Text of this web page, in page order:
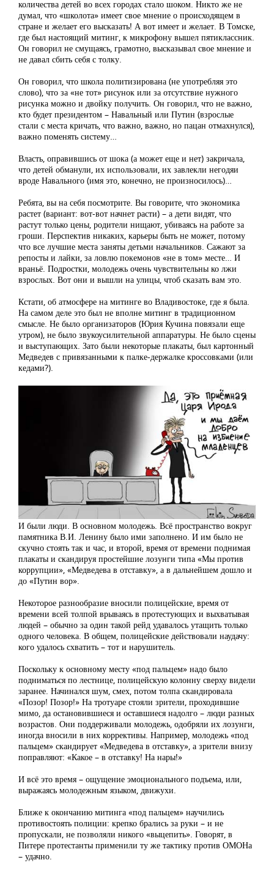
количества детей во всех городах стало шоком. Никто же не
думал, что «школота» имеет свое мнение о происходящем в
стране и желает его высказать! А вот имеет и желает. В Томске,
где был настоящий митинг, к микрофону вышел пятиклассник.
Он говорил не смущаясь, грамотно, высказывал свое мнение и
не давал сбить себя с толку.
Он говорил, что школа политизирована (не употребляя это
слово), что за «не тот» рисунок или за отсутствие нужного
рисунка можно и двойку получить. Он говорил, что не важно,
кто будет президентом – Навальный или Путин (взрослые
стали с места кричать, что важно, важно, но пацан отмахнулся),
важно поменять систему…
Власть, оправившись от шока (а может еще и нет) закричала,
что детей обманули, их использовали, их завлекли негодяи
вроде Навального (имя это, конечно, не произносилось)…
Ребята, вы на себя посмотрите. Вы говорите, что экономика
растет (вариант: вот-вот начнет расти) – а дети видят, что
растут только цены, родители нищают, убиваясь на работе за
гроши. Перспектив никаких, карьеры быть не может, потому
что все лучшие места заняты детьми начальников. Сажают за
репосты и лайки, за ловлю покемонов «не в том» месте… И
враньё. Подростки, молодежь очень чувствительны ко лжи
взрослых. Вот они и вышли на улицы, чтоб сказать вам это.
Кстати, об атмосфере на митинге во Владивостоке, где я была.
На самом деле это был не вполне митинг в традиционном
смысле. Не было организаторов (Юрия Кучина повязали еще
утром), не было звукоусилительной аппаратуры. Не было сцены
и выступающих. Зато были некоторые плакаты, был картонный
Медведев с привязанными к палке-держалке кроссовками (или
кедами?).
И были люди. В основном молодежь. Всё пространство вокруг
памятника В.И. Ленину было ими заполнено. И им было не
скучно стоять так и час, и второй, время от времени поднимая
плакаты и скандируя простейшие лозунги типа «Мы против
коррупции», «Медведева в отставку», а в дальнейшем дошло и
до «Путин вор».
Некоторое разнообразие вносили полицейские, время от
времени всей толпой врываясь в протестующих и выхватывая
людей – обычно за один такой рейд удавалось утащить только
одного человека. В общем, полицейские действовали наудачу:
кого удалось схватить – тот и нарушитель.
Поскольку к основному месту «под пальцем» надо было
подниматься по лестнице, полицейскую колонну сверху видели
заранее. Начинался шум, смех, потом толпа скандировала
«Позор! Позор!» На тротуаре стояли зрители, проходившие
мимо, да остановившиеся и оставшиеся надолго – люди разных
возрастов. Они поддерживали молодежь, одобряли их лозунги,
иногда вносили в них коррективы. Например, молодежь «под
пальцем» скандирует «Медведева в отставку», а зрители внизу
поправляют: «Какое – в отставку! На нары!»
И всё это время – ощущение эмоционального подъема, или,
выражаясь молодежным языком, движухи.
Ближе к окончанию митинга «под пальцем» научились
противостоять полиции: крепко брались за руки – и не
пропускали, не позволяли никого «выцепить». Говорят, в
Питере протестанты применили ту же тактику против ОМОНа
– удачно.